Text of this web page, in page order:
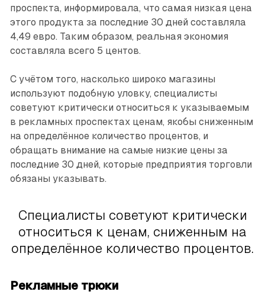
проспекта, информировала, что самая низкая цена
этого продукта за последние 30 дней составляла
4,49 евро. Таким образом, реальная экономия
составляла всего 5 центов.
С учётом того, насколько широко магазины
используют подобную уловку, специалисты
советуют критически относиться к указываемым
в рекламных проспектах ценам, якобы сниженным
на определённое количество процентов, и
обращать внимание на самые низкие цены за
последние 30 дней, которые предприятия торговли
обязаны указывать.
Специалисты советуют критически
относиться к ценам, сниженным на
определённое количество процентов.
Рекламные трюки